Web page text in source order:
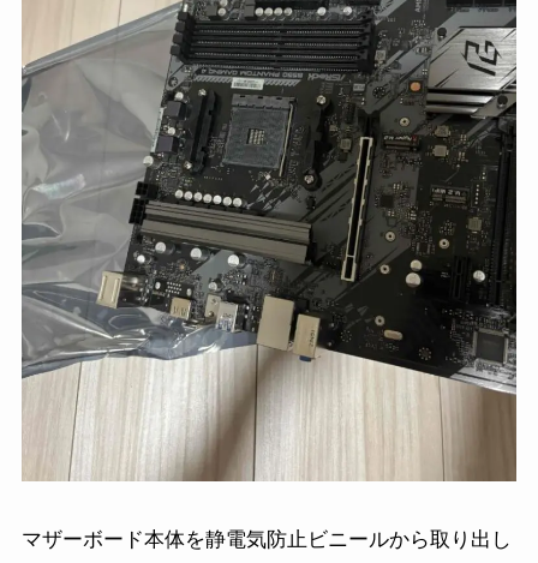
マザーボード本体を静電気防止ビニールから取り出し